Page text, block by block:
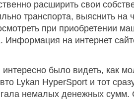
расширить свои
транспорта, выяснить на
при приобретении
Информация на интернет
интересно было видеть, как
Lykan HyperSport и тот
немалых денежных сумм.